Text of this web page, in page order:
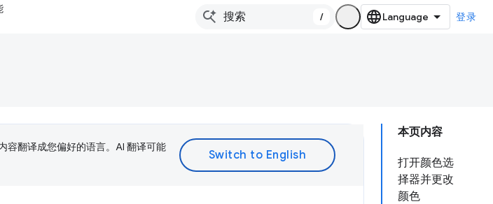
/ 登录
本页内容
打开颜色选
择器并更改
颜色
容翻译成您偏好的语言。AI 翻译可能